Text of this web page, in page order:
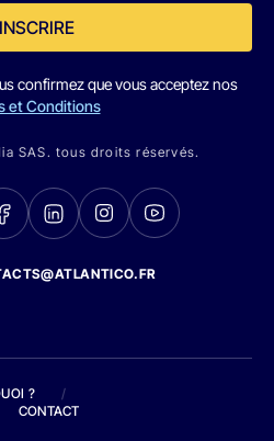
confirmez que vous acceptez nos
et Conditions
SAS. tous droits réservés.
?
/
CONTACT